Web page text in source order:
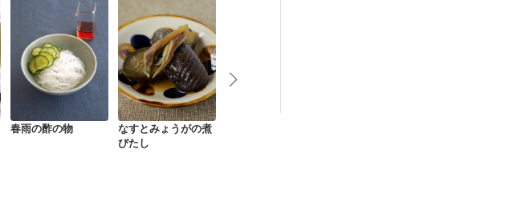
春雨の酢の物
なすとみょうがの煮
びたし